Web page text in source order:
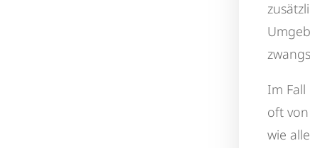
Im Fall
oft
wie